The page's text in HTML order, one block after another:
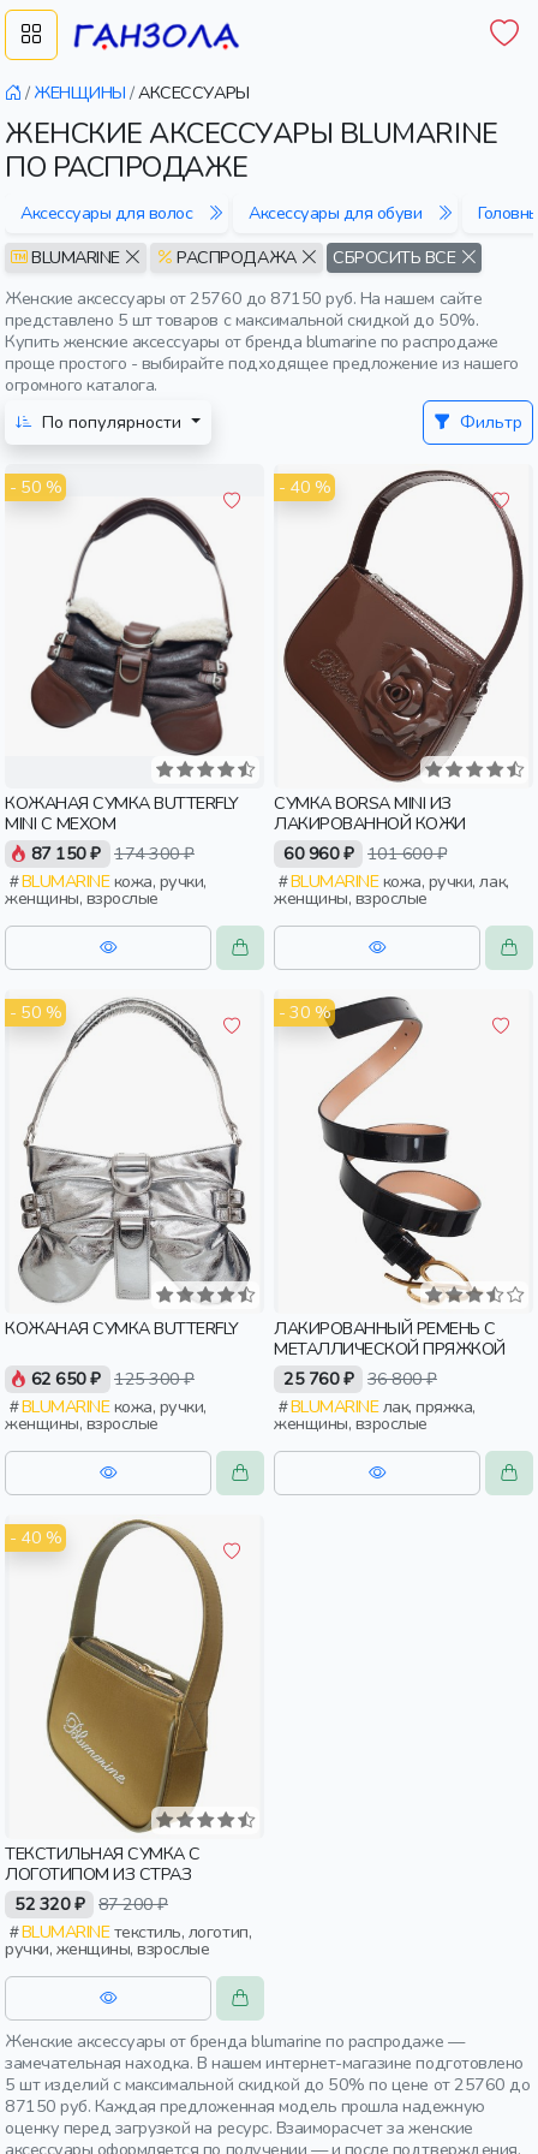
/ ЖЕНЩИНЫ /АКСЕССУАРЫ
ЖЕНСКИЕ АКСЕССУАРЫ BLUMARINE
ПО РАСПРОДАЖЕ
Аксессуары для волос Аксессуары для обуви
BLUMARINE
РАСПРОДАЖА
СБРОСИТЬ ВСЕ
Женские аксессуары от 25760 до 87150 руб. На нашем сайте
представлено 5 шт товаров с максимальной скидкой до 50%.
Купить женские аксессуары от бренда blumarine по распродаже
проще простого - выбирайте подходящее предложение из нашего
огромного каталога.
По популярности
Фильтр
- 50 %
КОЖАНАЯ СУМКА BUTTERFLY
MINI С МЕХОМ
87 150 ₽ 174 300 ₽
BLUMARINEкожа, ручки,
женщины, взрослые
- 40 %
СУМКА BORSA MINI ИЗ
ЛАКИРОВАННОЙ КОЖИ
60 960 ₽ 101 600 ₽
BLUMARINEкожа, ручки, лак,
женщины, взрослые
- 50 %
КОЖАНАЯ СУМКА BUTTERFLY
62 650 ₽ 125 300 ₽
BLUMARINEкожа, ручки,
женщины, взрослые
- 30 %
ЛАКИРОВАННЫЙ РЕМЕНЬ С
МЕТАЛЛИЧЕСКОЙ ПРЯЖКОЙ
25 760 ₽ 36 800 ₽
BLUMARINEлак, пряжка,
женщины, взрослые
- 40 %
ТЕКСТИЛЬНАЯ СУМКА С
ЛОГОТИПОМ ИЗ СТРАЗ
52 320 ₽ 87 200 ₽
BLUMARINEтекстиль, логотип,
ручки, женщины, взрослые
Женские аксессуары от бренда blumarine по распродаже —
замечательная находка. В нашем интернет-магазине подготовлено
5 шт изделий с максимальной скидкой до 50% по цене от 25760 до
87150 руб. Каждая предложенная модель прошла надежную
оценку перед загрузкой на ресурс. Взаиморасчет за женские
аксессуары оформляется по получении — и после подтверждения.